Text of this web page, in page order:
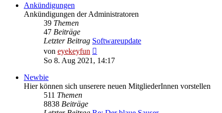
Ankündigungen
Ankündigungen der Administratoren
39 Themen
47 Beiträge
Letzter Beitrag Softwareupdate
von eyekeyfun
Beitrag
So 8. Aug 2021, 14:17
Newbie
Hier können sich unserere neuen MitgliederInnen vorstellen
511 Themen
8838 Beiträge